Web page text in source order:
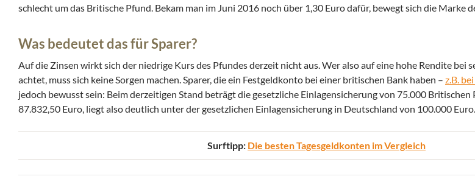
schlecht um das Britische Pfund. Bekam man im Juni 2016 noch über 1,30 Euro dafür, bewegt sich die Marke
Was bedeutet das für Sparer?
Auf die Zinsen wirkt sich der niedrige Kurs des Pfundes derzeit nicht aus. Wer also auf eine hohe Rendite bei
achtet, muss sich keine Sorgen machen. Sparer, die ein Festgeldkonto bei einer britischen Bank haben – z.B.
jedoch bewusst sein: Beim derzeitigen Stand beträgt die gesetzliche Einlagensicherung von 75.000
87.832,50 Euro, liegt also deutlich unter der gesetzlichen Einlagensicherung in Deutschland von 100.000 Euro.
Surftipp: Die besten Tagesgeldkonten im Vergleich